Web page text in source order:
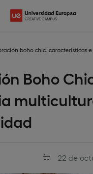
boho chic: características
Boho
22 de